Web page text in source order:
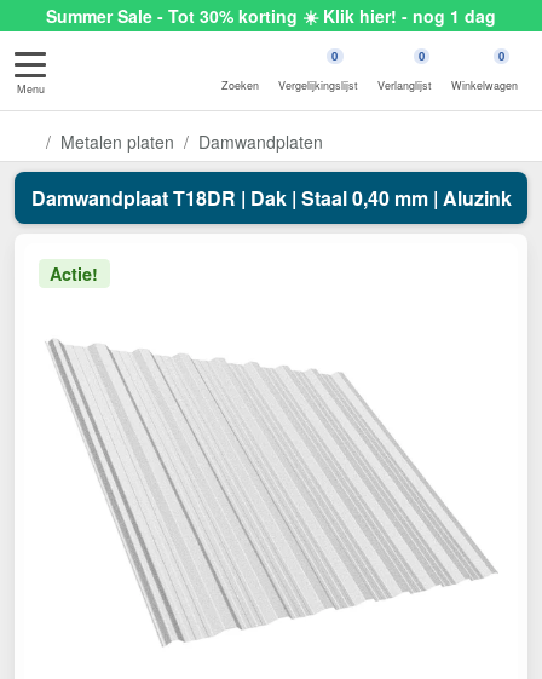
Summer Sale - Tot 30% korting ☀️ Klik hier! - nog 1 dag
Menu Zoeken
0
Vergelijkingslijst
0
Verlanglijst
0
Winkelwagen
Metalen platen Damwandplaten
Damwandplaat T18DR | Dak | Staal 0,40 mm | Aluzink
Actie!